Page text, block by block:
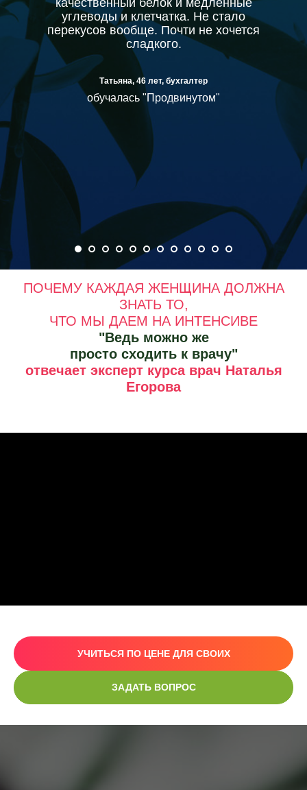
качественный белок и медленные
углеводы и клетчатка. Не стало
перекусов вообще. Почти не хочется
сладкого.
Татьяна, 46 лет, бухгалтер
обучалась "Продвинутом"
ПОЧЕМУ КАЖДАЯ ЖЕНЩИНА ДОЛЖНА
ЗНАТЬ ТО,
ЧТО МЫ ДАЕМ НА ИНТЕНСИВЕ
"Ведь можно же
просто сходить к врачу"
отвечает эксперт курса врач Наталья
Егорова
УЧИТЬСЯ ПО ЦЕНЕ ДЛЯ СВОИХ
ЗАДАТЬ ВОПРОС